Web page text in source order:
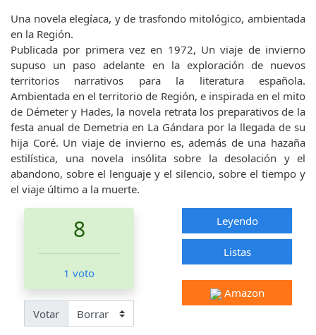
Una novela elegíaca, y de trasfondo mitológico, ambientada
en la Región.
Publicada por primera vez en 1972, Un viaje de invierno
supuso un paso adelante en la exploración de nuevos
territorios narrativos para la literatura española.
Ambientada en el territorio de Región, e inspirada en el mito
de Démeter y Hades, la novela retrata los preparativos de la
festa anual de Demetria en La Gándara por la llegada de su
hija Coré. Un viaje de invierno es, además de una hazaña
estilística, una novela insólita sobre la desolación y el
abandono, sobre el lenguaje y el silencio, sobre el tiempo y
el viaje último a la muerte.
8
1 voto
Votar
Leyendo
Listas
Amazon